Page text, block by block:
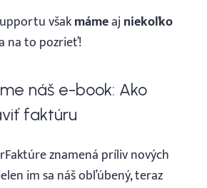
všakmámeaj niekoľko
na to pozrieť!
náš e-book: Ako
faktúru
znamená príliv nových
im sa náš obľúbený, teraz